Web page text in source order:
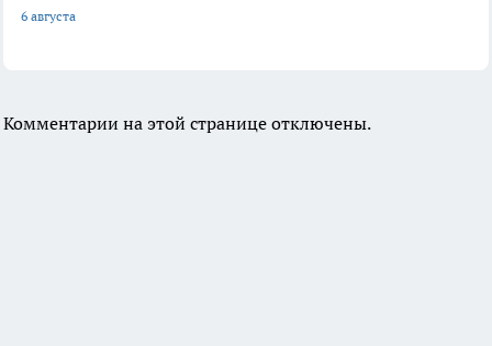
6 августа
Комментарии на этой странице отключены.